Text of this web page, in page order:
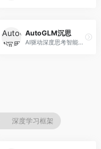
AutoGLM沉思
AI驱动深度思考智能体，专注于复杂推理任务。面向高级用户，提供深度分析、逻辑推理、决策支持等服务，推理能力强。
深度学习框架